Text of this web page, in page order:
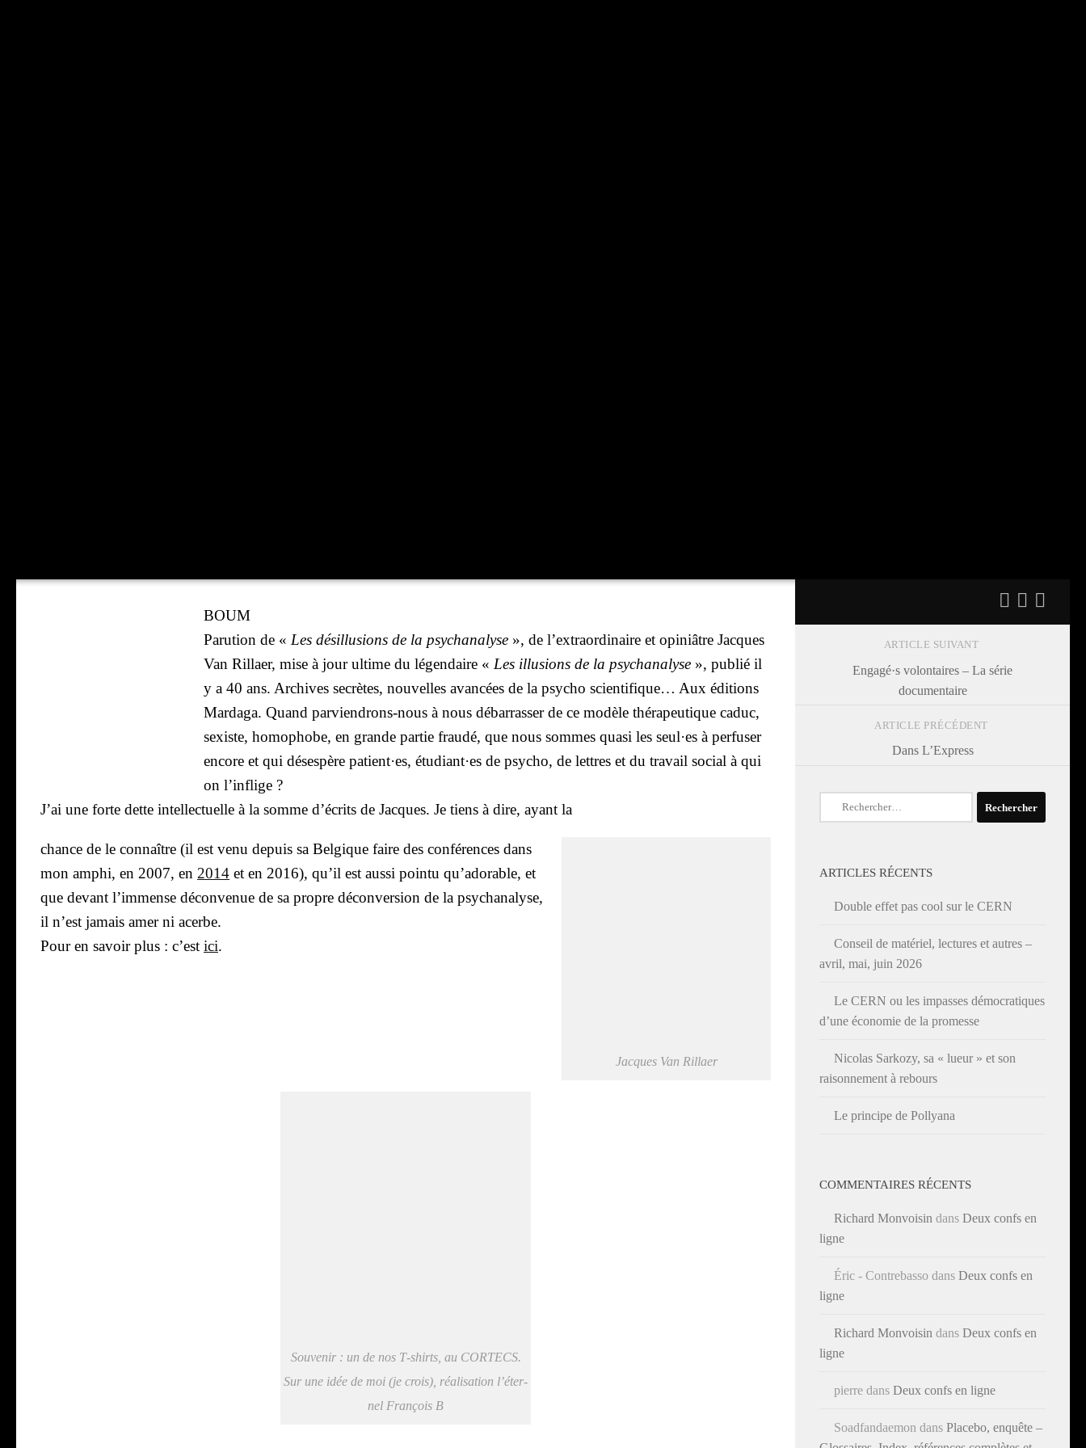
BOUM
Paru­tion de « Les dés­illu­sions de la psy­cha­na­lyse », de l’ex­tra­or­di­naire et opi­niâtre Jacques
Van Rillaer, mise à jour ultime du légen­daire « Les illu­sions de la psy­cha­na­lyse », publié il
y a 40 ans. Archives secrètes, nou­velles avan­cées de la psy­cho scien­ti­fique… Aux édi­tions
Mar­da­ga. Quand par­vien­drons-nous à nous débar­ras­ser de ce modèle thé­ra­peu­tique caduc,
sexiste, homo­phobe, en grande par­tie frau­dé, que nous sommes qua­si les seul·es à per­fu­ser
encore et qui déses­père patient·es, étudiant·es de psy­cho, de lettres et du tra­vail social à qui
on l’in­flige ?
J’ai une forte dette intel­lec­tuelle à la somme d’é­crits de Jacques. Je tiens à dire, ayant la
Jacques Van Rillaer
chance de le connaître (il est venu depuis sa Bel­gique faire des confé­rences dans
mon amphi, en 2007, en 2014 et en 2016), qu’il est aus­si poin­tu qu’a­do­rable, et
que devant l’im­mense décon­ve­nue de sa propre décon­ver­sion de la psy­cha­na­lyse,
il n’est jamais amer ni acerbe.
Pour en savoir plus : c’est ici.
Sou­ve­nir : un de nos T‑shirts, au CORTECS.
Sur une idée de moi (je crois), réa­li­sa­tion l’é­ter­
nel Fran­çois B
ARTICLE SUIVANT
Engagé·s volontaires – La série
documentaire
ARTICLE PRÉCÉDENT
Dans L’Express
Rechercher :
ARTICLES RÉCENTS
Double effet pas cool sur le CERN
Conseil de matériel, lectures et autres –
avril, mai, juin 2026
Le CERN ou les impasses démocratiques
d’une économie de la promesse
Nicolas Sarkozy, sa « lueur » et son
raisonnement à rebours
Le principe de Pollyana
COMMENTAIRES RÉCENTS
Richard Monvoisin dans Deux confs en
ligne
Éric - Contrebasso dans Deux confs en
ligne
Richard Monvoisin dans Deux confs en
ligne
pierre dans Deux confs en ligne
Soadfandaemon dans Placebo, enquête –